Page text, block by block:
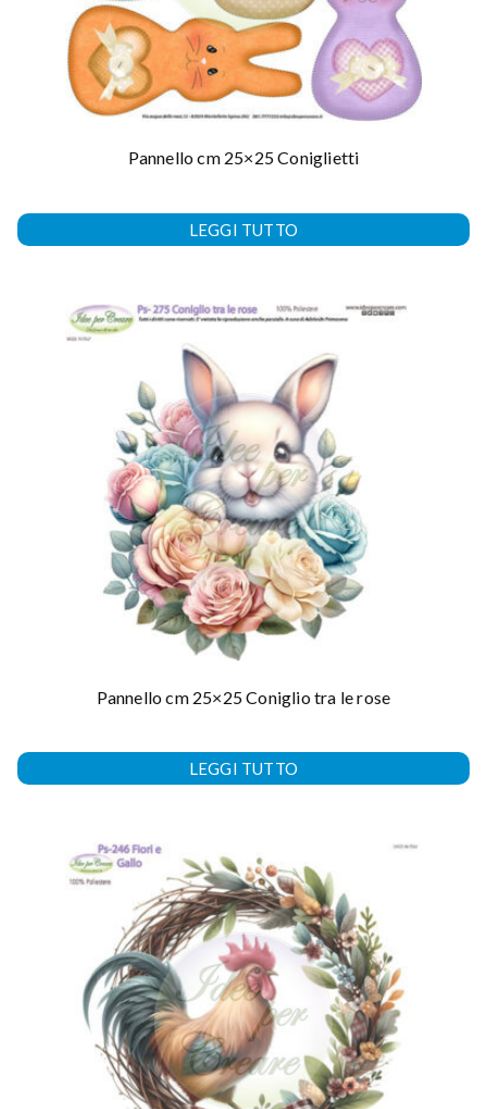
Pannello cm 25×25 Coniglietti
LEGGI TUTTO
Pannello cm 25×25 Coniglio tra le rose
LEGGI TUTTO